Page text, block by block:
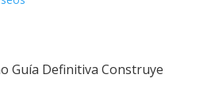
Guía Definitiva Construye